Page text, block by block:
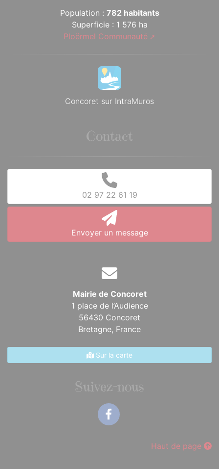
Population : 782 habitants
Superficie : 1 576 ha
Ploërmel Communauté
Concoret sur IntraMuros
Contact
02 97 22 61 19
Envoyer un message
Mairie de Concoret
1 place de l’Audience
56430 Concoret
Bretagne, France
Sur la carte
Suivez-nous
Haut de page